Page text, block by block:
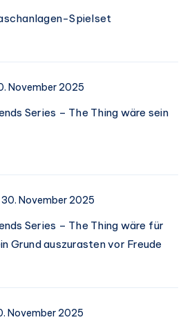
Spielset
November 2025
Series – The Thing wäre sein
November 2025
Series – The Thing wäre für
Grund auszurasten vor Freude
November 2025